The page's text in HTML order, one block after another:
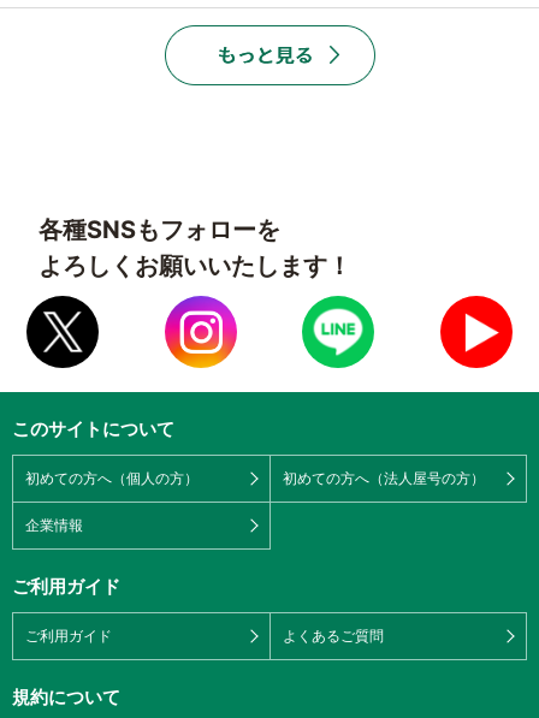
各種SNSもフォローを
よろしくお願いいたします！
このサイトについて
初めての方へ（個人の方） 初めての方へ（法人屋号の方）
企業情報
ご利用ガイド
ご利用ガイド よくあるご質問
規約について